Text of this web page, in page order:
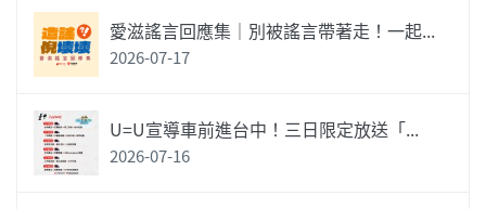
愛滋謠言回應集｜別被謠言帶著走！一起...
2026-07-17
U=U宣導車前進台中！三日限定放送「...
2026-07-16